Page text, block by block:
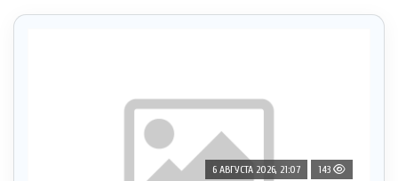
6 АВГУСТА 2026, 21:07 143